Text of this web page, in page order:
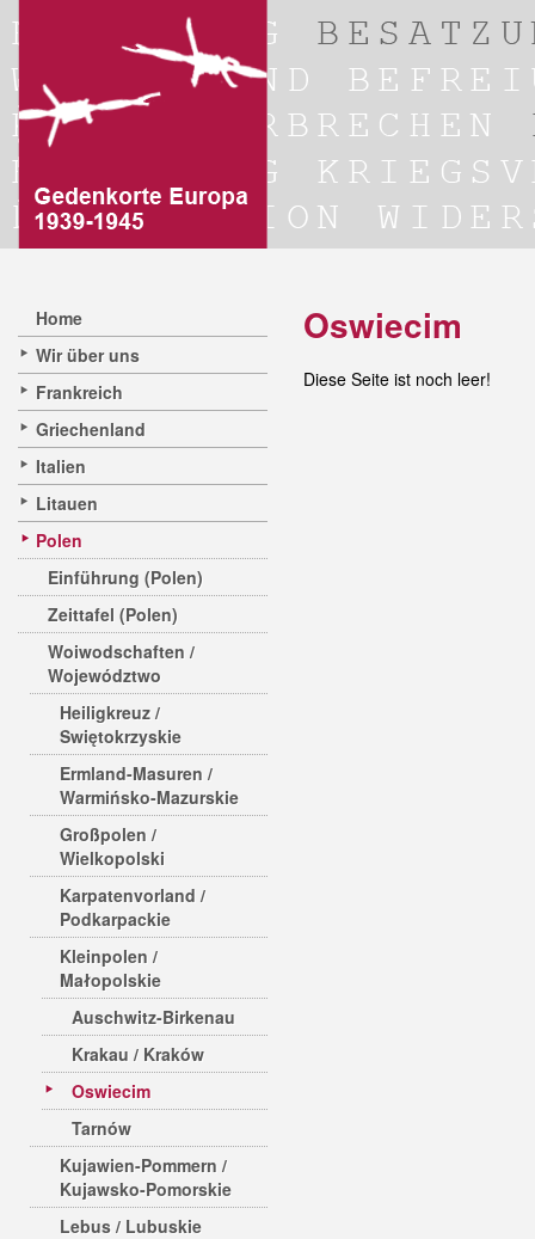
Home
Wir über uns
Frankreich
Griechenland
Italien
Litauen
Polen
Einführung (Polen)
Zeittafel (Polen)
Woiwodschaften /
Województwo
Heiligkreuz /
Swiętokrzyskie
Ermland-Masuren /
Warmińsko-Mazurskie
Großpolen /
Wielkopolski
Karpatenvorland /
Podkarpackie
Kleinpolen /
Małopolskie
Auschwitz-Birkenau
Krakau / Kraków
Oswiecim
Tarnów
Kujawien-Pommern /
Kujawsko-Pomorskie
Lebus / Lubuskie
Oswiecim
Diese Seite ist noch leer!